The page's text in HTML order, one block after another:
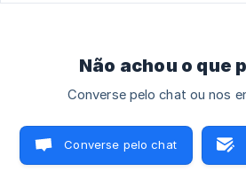
Não achou o que
Converse pelo chat ou nos
Converse pelo chat